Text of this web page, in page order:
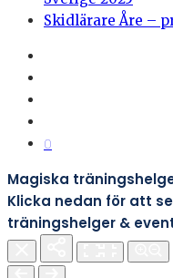
Skidlärare Åre –
0
Magiska
Klicka nedan för att
träningshelger &